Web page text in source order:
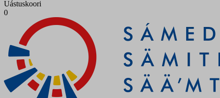
Uástuskoori
0